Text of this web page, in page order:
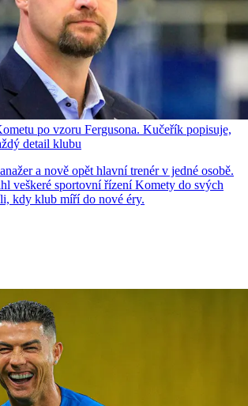
po vzoru Fergusona. Kučeřík popisuje,
detail klubu
a nově opět hlavní trenér v jedné osobě.
veškeré sportovní řízení Komety do svých
kdy klub míří do nové éry.